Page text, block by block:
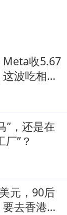
收5.67
波吃相太
”，还是在
”？
元，90后
去香港敲